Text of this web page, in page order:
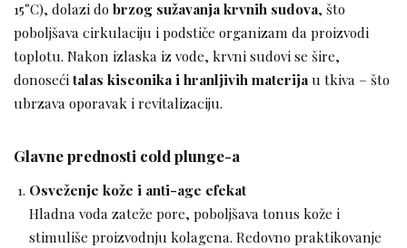
15°C), dolazi dobrzog sužavanja krvnih sudova, što
poboljšava cirkulaciju i podstiče organizam da proizvodi
toplotu. Nakon izlaska iz vode, krvni sudovi se šire,
donosećitalas kiseonika i hranljivih materijau tkiva – što
ubrzava oporavak i revitalizaciju.
Glavne prednosti cold plunge-a
Osveženje kože i anti-age efekat
Hladna voda zateže pore, poboljšava tonus kože i
stimuliše proizvodnju kolagena. Redovno praktikovanje